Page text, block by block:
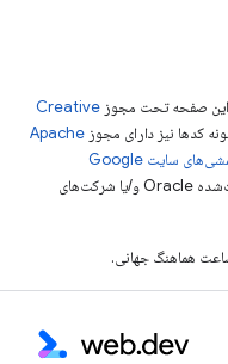
این صفحه تحت مجوز Creative
کدها نیز دارای مجوز Apache
خطمشی‌های سایت Google
مراجعه کنید. جاوا علامت تجاری ثبت‌شده Oracle و/یا شرکت‌های